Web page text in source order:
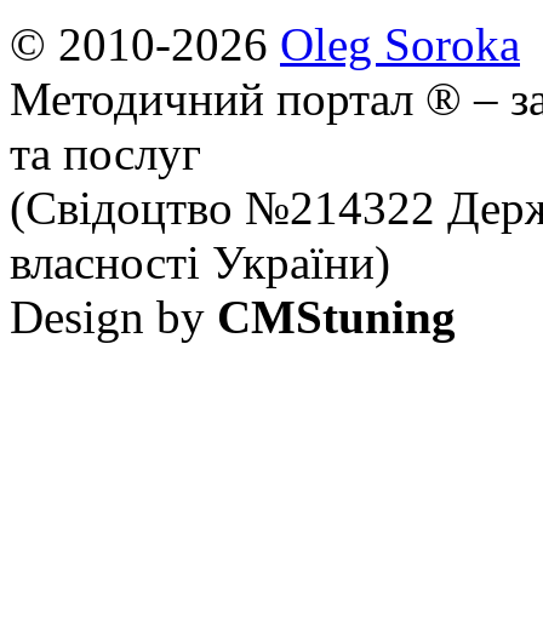
© 2010-2026 Oleg Soroka
Методичний портал ® –
та послуг
(Свідоцтво №214322
власності України)
Design by CMStuning